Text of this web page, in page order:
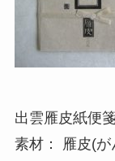
出雲雁皮紙便
素材： 雁皮(が